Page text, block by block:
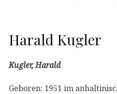
Harald Kugler
Kugler, Harald
Geboren: 1951 im